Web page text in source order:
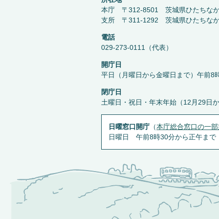
本庁 〒312-8501 茨城県ひたちなか
支所 〒311-1292 茨城県ひたちなか
電話
029-273-0111（代表）
開庁日
平日（月曜日から金曜日まで）午前8
閉庁日
土曜日・祝日・年末年始（12月29日
日曜窓口開庁 （本庁総合窓口の一
日曜日 午前8時30分から正午まで